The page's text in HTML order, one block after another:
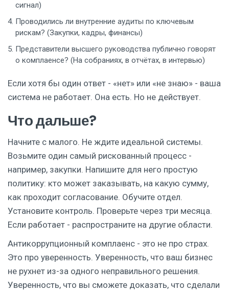
сигнал)
Проводились ли внутренние аудиты по ключевым
рискам? (Закупки, кадры, финансы)
Представители высшего руководства публично говорят
о комплаенсе? (На собраниях, в отчётах, в интервью)
Если хотя бы один ответ - «нет» или «не знаю» - ваша
система не работает. Она есть. Но не действует.
Что дальше?
Начните с малого. Не ждите идеальной системы.
Возьмите один самый рискованный процесс -
например, закупки. Напишите для него простую
политику: кто может заказывать, на какую сумму,
как проходит согласование. Обучите отдел.
Установите контроль. Проверьте через три месяца.
Если работает - распространите на другие области.
Антикоррупционный комплаенс - это не про страх.
Это про уверенность. Уверенность, что ваш бизнес
не рухнет из-за одного неправильного решения.
Уверенность, что вы сможете доказать, что сделали